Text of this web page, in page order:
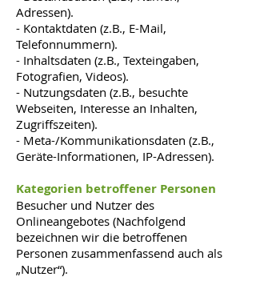
Adressen).
- Kontaktdaten (z.B., E-Mail,
Telefonnummern).
- Inhaltsdaten (z.B., Texteingaben,
Fotografien, Videos).
- Nutzungsdaten (z.B., besuchte
Webseiten, Interesse an Inhalten,
Zugriffszeiten).
- Meta-/Kommunikationsdaten (z.B.,
Geräte-Informationen, IP-Adressen).
Kategorien betroffener Personen
Besucher und Nutzer des
Onlineangebotes (Nachfolgend
bezeichnen wir die betroffenen
Personen zusammenfassend auch als
„Nutzer“).